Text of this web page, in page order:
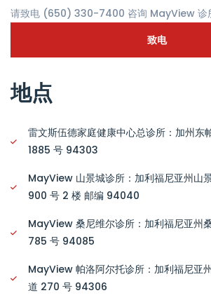
请致电 (650) 330-7400 咨询 MayView 诊
致电
地点
雷文斯伍德家庭健康中心总诊所：加州东
1885 号 94303
MayView 山景城诊所：加利福尼亚州
900 号 2 楼 邮编 94040
MayView 桑尼维尔诊所：加利福尼亚州
785 号 94085
MayView 帕洛阿尔托诊所：加利福尼亚
道 270 号 94306